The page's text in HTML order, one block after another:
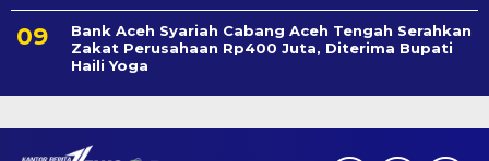
Bank Aceh Syariah Cabang Aceh Tengah Serahkan
Zakat Perusahaan Rp400 Juta, Diterima Bupati
Haili Yoga